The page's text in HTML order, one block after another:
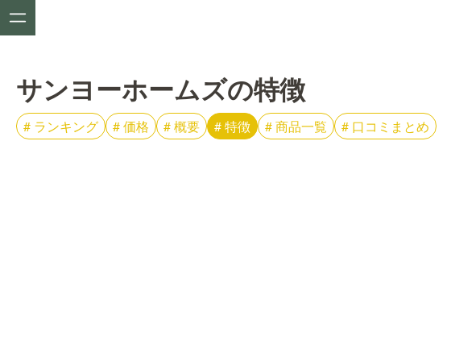
サンヨーホームズの特徴
# ランキング #価格 #概要 #特徴 #商品一覧 # 口コミまとめ